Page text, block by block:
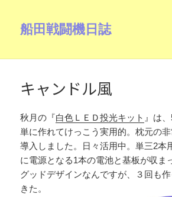
船田戦闘機日誌
キャンドル風
秋月の『白色ＬＥＤ投光キット 』は
単に作れてけっこう実用的。枕元の
導入しました。日々活用中。単三2本
に電源となる1本の電池と基板が収ま
グッドデザインなんですが、３回も
きた。